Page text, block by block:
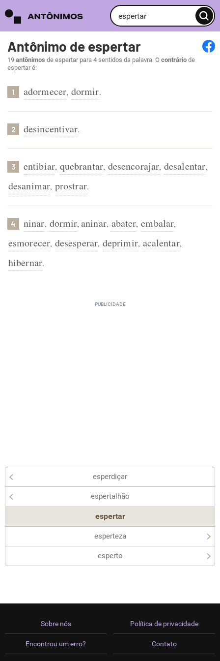
Antônimo de espertar
19 antônimos de espertar para 4 sentidos da palavra. O contrário de
espertar é:
1 adormecer, dormir.
2 desincentivar.
3 entibiar, quebrantar, desencorajar, desalentar,
desanimar, prostrar.
4 ninar, dormir,aninar, abater, embalar,
esmorecer, desesperar, deprimir, acalentar,
hibernar.
esperdiçar
espertalhão
espertar
esperteza
esperto
Sobre nós
Encontrou um erro?
Política de privacidade
Contato